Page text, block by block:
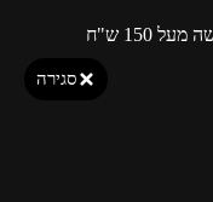
150 ש"ח
סגירה